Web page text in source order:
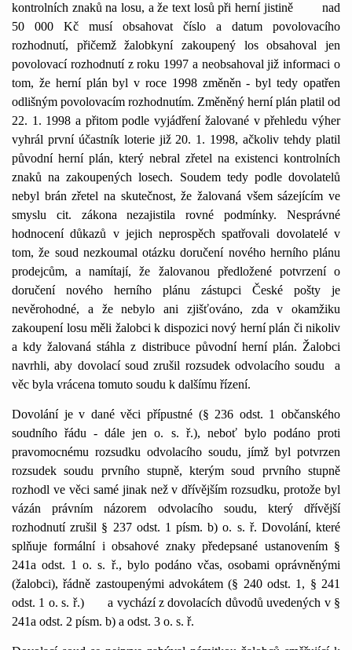
kontrolních znaků na losu, a že text losů při herní jistině
nad
50 000 Kč musí obsahovat číslo a datum povolovacího
rozhodnutí, přičemž žalobkyní zakoupený los obsahoval jen
povolovací rozhodnutí z roku 1997 a neobsahoval již informaci o
tom, že herní plán byl v roce 1998 změněn - byl tedy opatřen
odlišným povolovacím rozhodnutím. Změněný herní plán platil od
22. 1. 1998 a přitom podle vyjádření žalované v přehledu výher
vyhrál první účastník loterie již 20. 1. 1998, ačkoliv tehdy platil
původní herní plán, který nebral zřetel na existenci kontrolních
znaků na zakoupených losech. Soudem tedy podle dovolatelů
nebyl brán zřetel na skutečnost, že žalovaná všem sázejícím ve
smyslu cit. zákona nezajistila rovné podmínky. Nesprávné
hodnocení důkazů v jejich neprospěch spatřovali dovolatelé v
tom, že soud nezkoumal otázku doručení nového herního plánu
prodejcům, a namítají, že žalovanou předložené potvrzení o
doručení nového herního plánu zástupci České pošty je
nevěrohodné, a že nebylo ani zjišťováno, zda v okamžiku
zakoupení losu měli žalobci k dispozici nový herní plán či nikoliv
a kdy žalovaná stáhla z distribuce původní herní plán. Žalobci
navrhli, aby dovolací soud zrušil rozsudek odvolacího soudu
a
věc byla vrácena tomuto soudu k dalšímu řízení.
Dovolání je v dané věci přípustné (§ 236 odst. 1 občanského
soudního řádu - dále jen o. s. ř.), neboť bylo podáno proti
pravomocnému rozsudku odvolacího soudu, jímž byl potvrzen
rozsudek soudu prvního stupně, kterým soud prvního stupně
rozhodl ve věci samé jinak než v dřívějším rozsudku, protože byl
vázán právním názorem odvolacího soudu, který dřívější
rozhodnutí zrušil § 237 odst. 1 písm. b) o. s. ř. Dovolání, které
splňuje formální i obsahové znaky předepsané ustanovením §
241a odst. 1 o. s. ř., bylo podáno včas, osobami oprávněnými
(žalobci), řádně zastoupenými advokátem (§ 240 odst. 1, § 241
odst. 1 o. s. ř.)
a vychází z dovolacích důvodů uvedených v §
241a odst. 2 písm. b) a odst. 3 o. s. ř.